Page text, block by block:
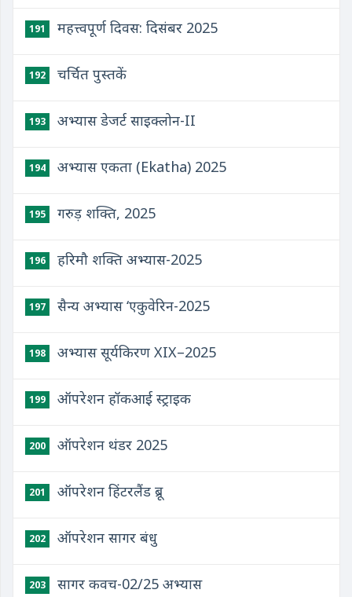
191 महत्त्वपूर्ण दिवस: दिसंबर 2025
192 चर्चित पुस्तकें
193 अभ्यास डेजर्ट साइक्लोन-II
194 अभ्यास एकता (Ekatha) 2025
195 गरुड़ शक्ति, 2025
196 हरिमौ शक्ति अभ्यास-2025
197 सैन्य अभ्यास ‘एकुवेरिन-2025
198 अभ्यास सूर्यकिरण XIX–2025
199 ऑपरेशन हॉकआई स्ट्राइक
200 ऑपरेशन थंडर 2025
201 ऑपरेशन हिंटरलैंड ब्रू
202 ऑपरेशन सागर बंधु
203 सागर कवच-02/25 अभ्यास